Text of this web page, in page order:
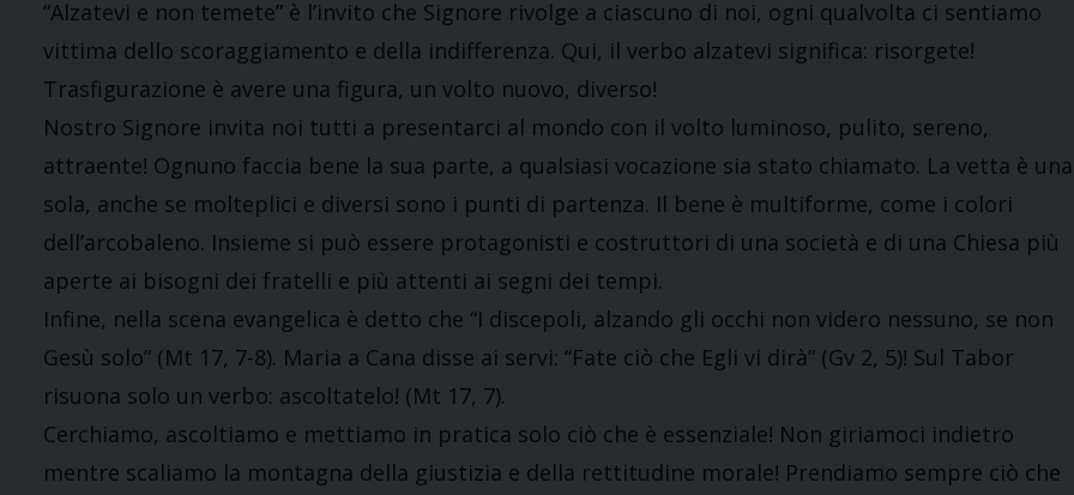
“Alzatevi e non temete” è l’invito che Signore rivolge a ciascuno di noi, ogni qualvolta ci sentiamo
vittima dello scoraggiamento e della indifferenza. Qui, il verbo alzatevi significa: risorgete!
Trasfigurazione è avere una figura, un volto nuovo, diverso!
Nostro Signore invita noi tutti a presentarci al mondo con il volto luminoso, pulito, sereno,
attraente! Ognuno faccia bene la sua parte, a qualsiasi vocazione sia stato chiamato. La vetta è una
sola, anche se molteplici e diversi sono i punti di partenza. Il bene è multiforme, come i colori
dell’arcobaleno. Insieme si può essere protagonisti e costruttori di una società e di una Chiesa più
aperte ai bisogni dei fratelli e più attenti ai segni dei tempi.
Infine, nella scena evangelica è detto che “I discepoli, alzando gli occhi non videro nessuno, se non
Gesù solo” (Mt 17, 7-8). Maria a Cana disse ai servi: “Fate ciò che Egli vi dirà” (Gv 2, 5)! Sul Tabor
risuona solo un verbo: ascoltatelo! (Mt 17, 7).
Cerchiamo, ascoltiamo e mettiamo in pratica solo ciò che è essenziale! Non giriamoci indietro
mentre scaliamo la montagna della giustizia e della rettitudine morale! Prendiamo sempre ciò che